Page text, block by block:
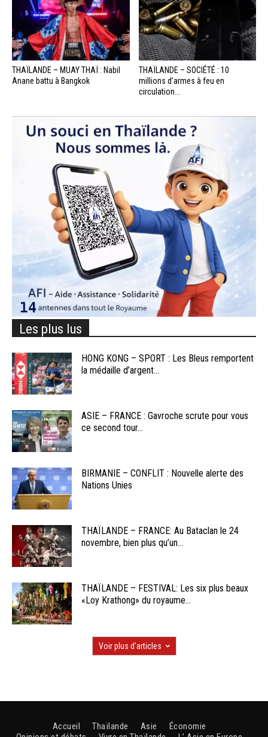
THAÏLANDE – MUAY THAÏ : Nabil
Anane battu à Bangkok
THAÏLANDE – SOCIÉTÉ : 10
millions d’armes à feu en
circulation...
Les plus lus
HONG KONG – SPORT : Les Bleus remportent
la médaille d’argent...
ASIE – FRANCE : Gavroche scrute pour vous
ce second tour...
BIRMANIE – CONFLIT : Nouvelle alerte des
Nations Unies
THAÏLANDE – FRANCE: Au Bataclan le 24
novembre, bien plus qu’un...
THAÏLANDE – FESTIVAL: Les six plus beaux
«Loy Krathong» du royaume...
Voir plus d'articles
Accueil Thaïlande Asie
Économie